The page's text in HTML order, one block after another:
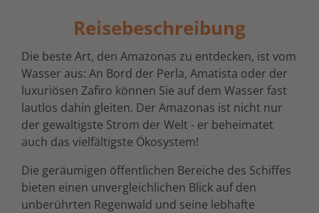
Reisebeschreibung
Die beste Art, den Amazonas zu entdecken, ist vom
Wasser aus: An Bord der Perla, Amatista oder der
luxuriösen Zafiro können Sie auf dem Wasser fast
lautlos dahin gleiten. Der Amazonas ist nicht nur
der gewaltigste Strom der Welt - er beheimatet
auch das vielfältigste Ökosystem!
Die geräumigen öffentlichen Bereiche des Schiffes
bieten einen unvergleichlichen Blick auf den
unberührten Regenwald und seine lebhafte